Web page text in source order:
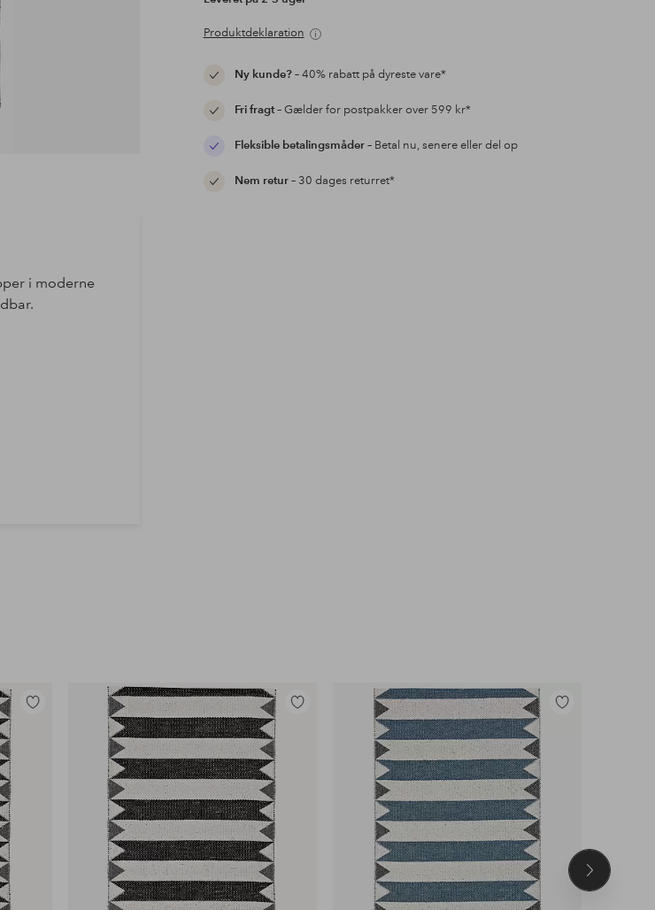
Produktdeklaration
Ny kunde?– 40% rabatt på dyreste vare*
Fri fragt– Gælder for postpakker over 599 kr*
Fleksible betalingsmåder– Betal nu, senere eller del op
Nem retur– 30 dages returret*
i moderne
Tilføj
Tilføj
Tilføj
Næste